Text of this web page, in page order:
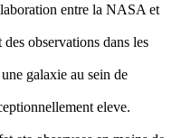
entre la NASA et
observations dans les
galaxie au sein de
eleve.